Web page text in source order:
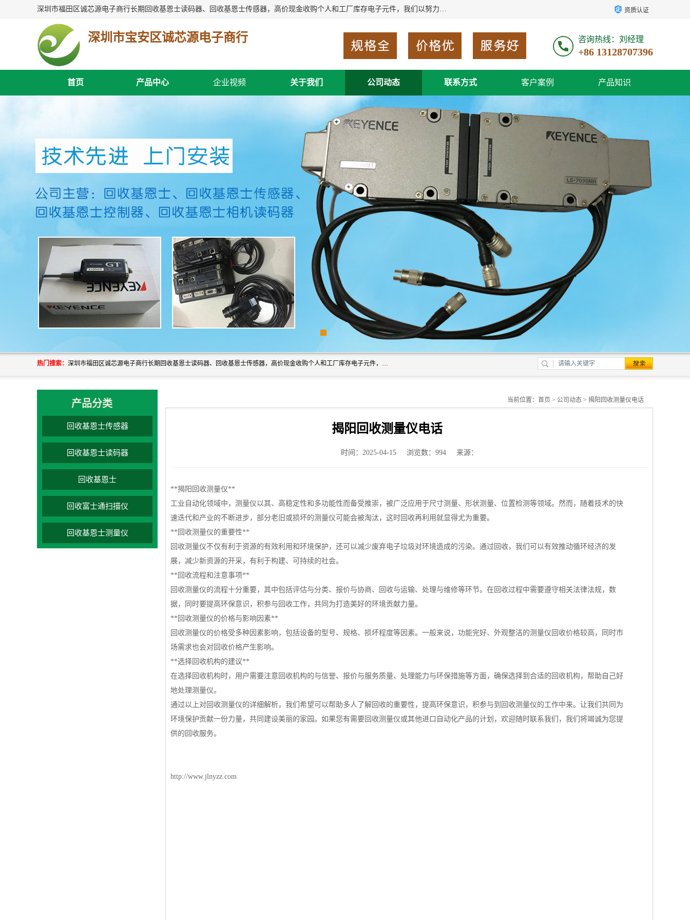
深圳市福田区诚芯源电子商行长期回收基恩士读码器、回收基恩士传感器，高价现金收购个人和工厂库存电子元件，我们以努力处事、以诚信待人，能迅速为客户消化库存、减少仓储、回笼资金，我们交易灵活方便，现金支付，价格合 理，尽量满足客户的要求，提供一条龙服务。 资质认证
深圳市宝安区诚芯源电子商行 咨询热线：刘经理
+86 13128707396
首页 产品中心 企业视频 关于我们 公司动态 联系方式 客户案例 产品知识
热门搜索： 深圳市福田区诚芯源电子商行长期回收基恩士读码器、回收基恩士传感器，高价现金收购个人和工厂库存电子元件，我们以努力处事、以诚信待人，能迅速为客户消化库存、减少仓储、回笼资金，我们交易灵活方便，现金支付，价格合 理，尽量满足客户的要求，提供一条龙服务。
产品分类
回收基恩士传感器
回收基恩士读码器
回收基恩士
回收富士通扫描仪
回收基恩士测量仪
当前位置： 首页 > 公司动态 > 揭阳回收测量仪电话
揭阳回收测量仪电话
时间：2025-04-15 浏览数：994 来源：
**揭阳回收测量仪**
工业自动化领域中，测量仪以其、高稳定性和多功能性而备受推崇，被广泛应用于尺寸测量、形状测量、位置检测等领域。然而，随着技术的快
速迭代和产业的不断进步，部分老旧或损坏的测量仪可能会被淘汰，这时回收再利用就显得尤为重要。
**回收测量仪的重要性**
回收测量仪不仅有利于资源的有效利用和环境保护，还可以减少废弃电子垃圾对环境造成的污染。通过回收，我们可以有效推动循环经济的发
展，减少新资源的开采，有利于构建、可持续的社会。
**回收流程和注意事项**
回收测量仪的流程十分重要，其中包括评估与分类、报价与协商、回收与运输、处理与维修等环节。在回收过程中需要遵守相关法律法规，数
据，同时要提高环保意识，积参与回收工作，共同为打造美好的环境贡献力量。
**回收测量仪的价格与影响因素**
回收测量仪的价格受多种因素影响，包括设备的型号、规格、损坏程度等因素。一般来说，功能完好、外观整洁的测量仪回收价格较高，同时市
场需求也会对回收价格产生影响。
**选择回收机构的建议**
在选择回收机构时，用户需要注意回收机构的与信誉、报价与服务质量、处理能力与环保措施等方面，确保选择到合适的回收机构，帮助自己好
地处理测量仪。
通过以上对回收测量仪的详细解析，我们希望可以帮助多人了解回收的重要性，提高环保意识，积参与到回收测量仪的工作中来。让我们共同为
环境保护贡献一份力量，共同建设美丽的家园。如果您有需要回收测量仪或其他进口自动化产品的计划，欢迎随时联系我们，我们将竭诚为您提
供的回收服务。
http://www.jlnyzz.com